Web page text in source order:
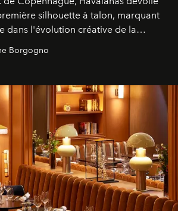
silhouette à talon, marquant
dans l'évolution créative de la
Borgogno